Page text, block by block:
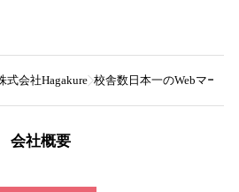
式会社Hagakure 校舎数日本一のWebマーケ
会社概要